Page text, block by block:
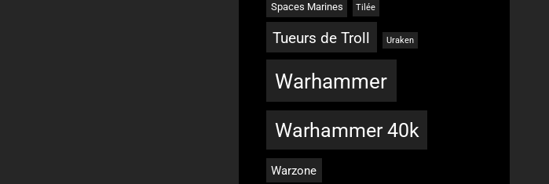
Spaces Marines Tilée
Tueurs de Troll Uraken
Warhammer
Warhammer 40k
Warzone